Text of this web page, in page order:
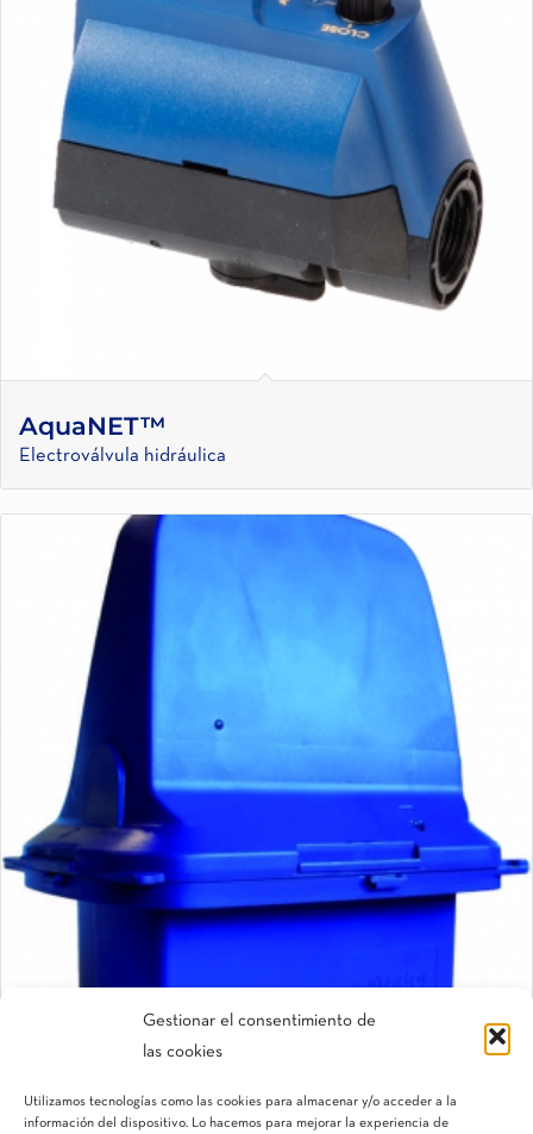
Gestionar el consentimiento de
las cookies
Utilizamos tecnologías como las cookies para almacenar y/o acceder a la
información del dispositivo. Lo hacemos para mejorar la experiencia de
AquaNET™
Electroválvula hidráulica
ConDor™
Controlador electrónico para válvulas